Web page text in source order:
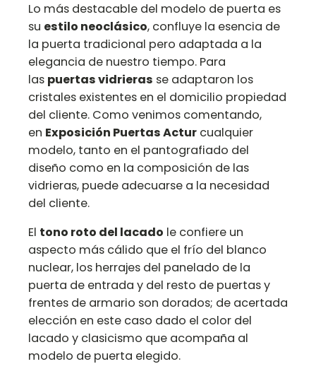
Lo más destacable del modelo de puerta es
su estilo neoclásico, confluye la esencia de
la puerta tradicional pero adaptada a la
elegancia de nuestro tiempo. Para
las puertas vidrieras se adaptaron los
cristales existentes en el domicilio propiedad
del cliente. Como venimos comentando,
en Exposición Puertas Actur cualquier
modelo, tanto en el pantografiado del
diseño como en la composición de las
vidrieras, puede adecuarse a la necesidad
del cliente.
El tono roto del lacado le confiere un
aspecto más cálido que el frío del blanco
nuclear, los herrajes del panelado de la
puerta de entrada y del resto de puertas y
frentes de armario son dorados; de acertada
elección en este caso dado el color del
lacado y clasicismo que acompaña al
modelo de puerta elegido.